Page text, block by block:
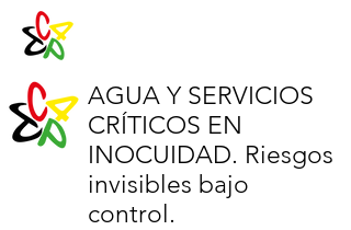
AGUA Y SERVICIOS
CRÍTICOS EN
INOCUIDAD. Riesgos
invisibles bajo
control.